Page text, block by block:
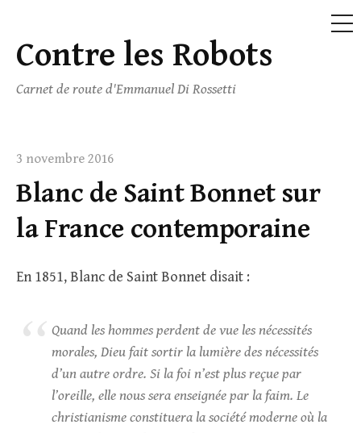
Skip
to
content
Contre les Robots
Carnet de route d'Emmanuel Di Rossetti
3 novembre 2016
Blanc de Saint Bonnet sur
la France contemporaine
En 1851, Blanc de Saint Bonnet disait :
Quand les hommes perdent de vue les nécessités
morales, Dieu fait sortir la lumière des nécessités
d’un autre ordre. Si la foi n’est plus reçue par
l’oreille, elle nous sera enseignée par la faim. Le
christianisme constituera la société moderne où la